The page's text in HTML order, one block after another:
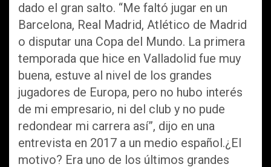
dado el gran salto. “Me faltó jugar en un
Barcelona, Real Madrid, Atlético de Madrid
o disputar una Copa del Mundo. La primera
temporada que hice en Valladolid fue muy
buena, estuve al nivel de los grandes
jugadores de Europa, pero no hubo interés
de mi empresario, ni del club y no pude
redondear mi carrera así”, dijo en una
entrevista en 2017 a un medio español.¿El
motivo? Era uno de los últimos grandes